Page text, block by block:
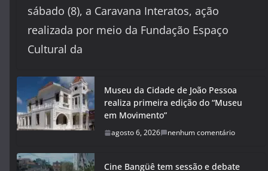
sábado (8), a Caravana Interatos, ação
realizada por meio da Fundação Espaço
Cultural da
Museu da Cidade de João Pessoa
realiza primeira edição do “Museu
em Movimento”
agosto 6, 2026 nenhum comentário
Cine Bangüê tem sessão e debate